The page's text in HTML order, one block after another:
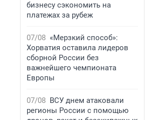
бизнесу сэкономить на
платежах за рубеж
07/08 «Мерзкий способ»:
Хорватия оставила лидеров
сборной России без
важнейшего чемпионата
Европы
07/08 ВСУ днем атаковали
регионы России с помощью